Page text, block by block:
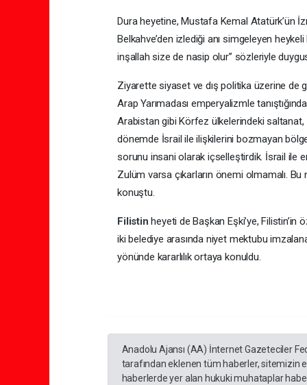
Dura heyetine, Mustafa Kemal Atatürk’ün
Belkahve’den izlediği anı simgeleyen
inşallah size de nasip olur” sözleriyle
Ziyarette siyaset ve dış politika üzerine de
Arap Yarımadası emperyalizmle
Arabistan gibi Körfez ülkelerindeki saltanat,
dönemde İsrail ile ilişkilerini bozmayan
sorunu insani olarak içselleştirdik. İsrail ile
Zulüm varsa çıkarların önemi olmamalı.
konuştu.
Filistin heyeti de Başkan Eşki’ye,
iki belediye arasında niyet mektubu
yönünde kararlılık ortaya konuldu.
Anadolu Ajansı (AA) İnternet Gazeteciler
tarafından eklenen tüm haberler, sitemizin
haberlerde yer alan hukuki muhataplar